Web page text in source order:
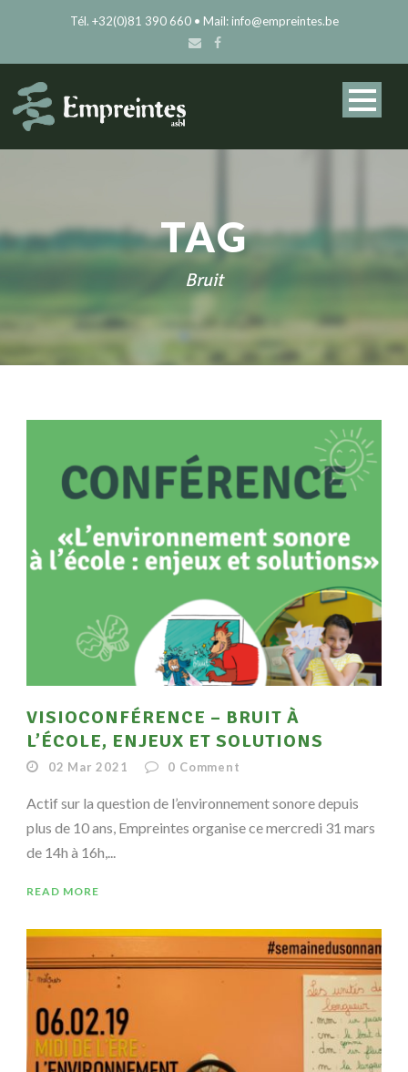
Tél. +32(0)81 390 660 • Mail: info@empreintes.be
TAG
Bruit
VISIOCONFÉRENCE – BRUIT À
L’ÉCOLE, ENJEUX ET SOLUTIONS
02 Mar 2021 0 Comment
Actif sur la question de l’environnement sonore depuis
plus de 10 ans, Empreintes organise ce mercredi 31 mars
de 14h à 16h,...
READ MORE